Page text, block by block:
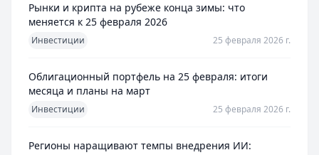
Рынки и крипта на рубеже конца зимы: что
меняется к 25 февраля 2026
Инвестиции 25 февраля 2026 г.
Облигационный портфель на 25 февраля: итоги
месяца и планы на март
Инвестиции 25 февраля 2026 г.
Регионы наращивают темпы внедрения ИИ: